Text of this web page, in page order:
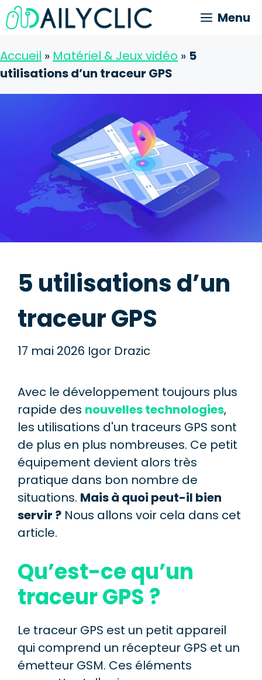
Aller
au
Menu
Accueil » Matériel & Jeux vidéo » 5
utilisations d’un traceur GPS
5 utilisations d’un
traceur GPS
17 mai 2026 Igor Drazic
Avec le développement toujours plus
rapide des nouvelles technologies,
les utilisations d'un traceurs GPS sont
de plus en plus nombreuses. Ce petit
équipement devient alors très
pratique dans bon nombre de
situations. Mais à quoi peut-il bien
servir ? Nous allons voir cela dans cet
article.
Qu’est-ce qu’un
traceur GPS ?
Le traceur GPS est un petit appareil
qui comprend un récepteur GPS et un
émetteur GSM. Ces éléments